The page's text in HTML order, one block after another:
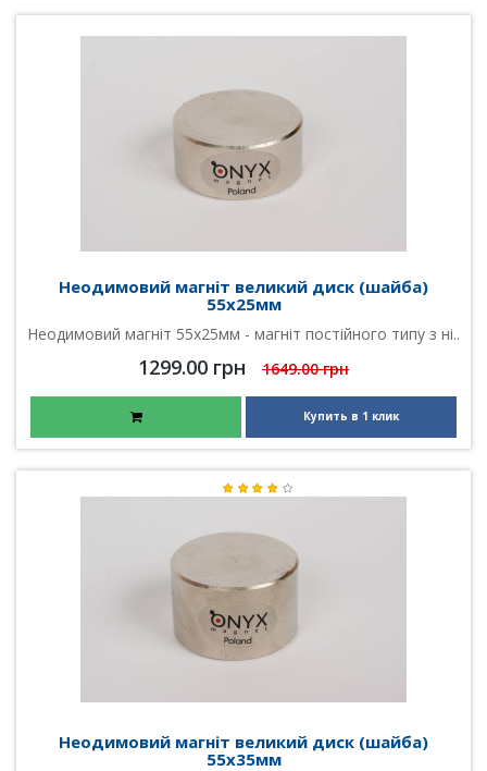
Неодимовий магніт великий диск (шайба)
55х25мм
Неодимовий магніт 55х25мм - магніт постійного типу з ні..
1299.00 грн 1649.00 грн
Купить в 1 клик
Неодимовий магніт великий диск (шайба)
55х35мм